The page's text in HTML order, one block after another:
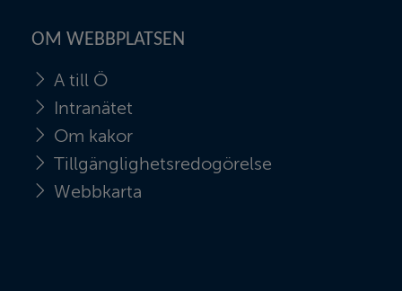
till
annan
öppnas
fönster)
till
annan
öppnas
i
fönster)
OM WEBBPLATSEN
A till Ö
Intranätet
Om kakor
Tillgänglighetsredogörelse
Webbkarta